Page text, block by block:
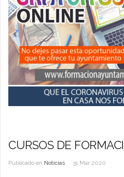
CURSOS DE
Publicado en Noticias 31 Mar 2020